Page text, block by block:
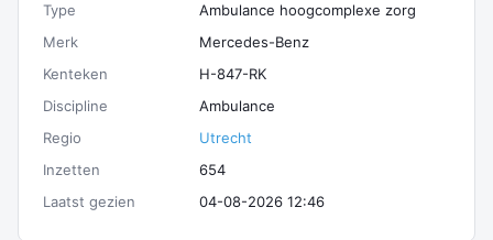
Type
Ambulance hoogcomplexe zorg
Merk
Mercedes-Benz
Kenteken
H-847-RK
Discipline
Ambulance
Regio
Utrecht
Inzetten
654
Laatst gezien
04-08-2026 12:46